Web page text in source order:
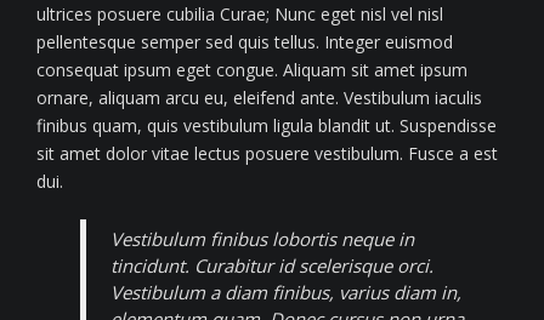
ultrices posuere cubilia Curae; Nunc eget nisl vel nisl
pellentesque semper sed quis tellus. Integer euismod
consequat ipsum eget congue. Aliquam sit amet ipsum
ornare, aliquam arcu eu, eleifend ante. Vestibulum iaculis
finibus quam, quis vestibulum ligula blandit ut. Suspendisse
sit amet dolor vitae lectus posuere vestibulum. Fusce a est
dui.
Vestibulum finibus lobortis neque in
tincidunt. Curabitur id scelerisque orci.
Vestibulum a diam finibus, varius diam in,